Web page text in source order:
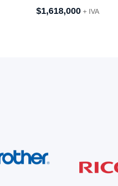
$1,618,000 + IVA